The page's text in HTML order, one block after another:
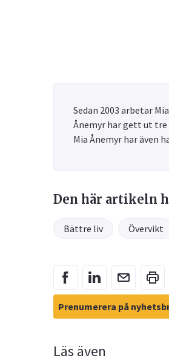
Sedan 2003 arbetar
Ånemyr har gett ut tre
Mia Ånemyr har även
Den här artikeln
Bättre liv Övervikt
Prenumerera på
Läs även